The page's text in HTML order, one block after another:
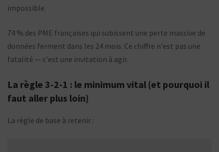
impossible.
74 % des PME françaises qui subissent une perte massive de
données ferment dans les 24 mois. Ce chiffre n'est pas une
fatalité — c'est une invitation à agir.
La règle 3-2-1 : le minimum vital (et pourquoi il
faut aller plus loin)
La règle de base à retenir :